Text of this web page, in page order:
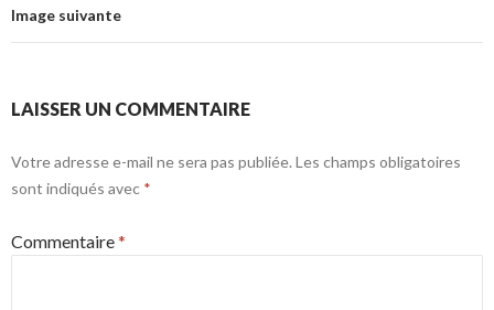
Image suivante
LAISSER UN COMMENTAIRE
Votre adresse e-mail ne sera pas publiée. Les champs obligatoires
sont indiqués avec *
Commentaire*